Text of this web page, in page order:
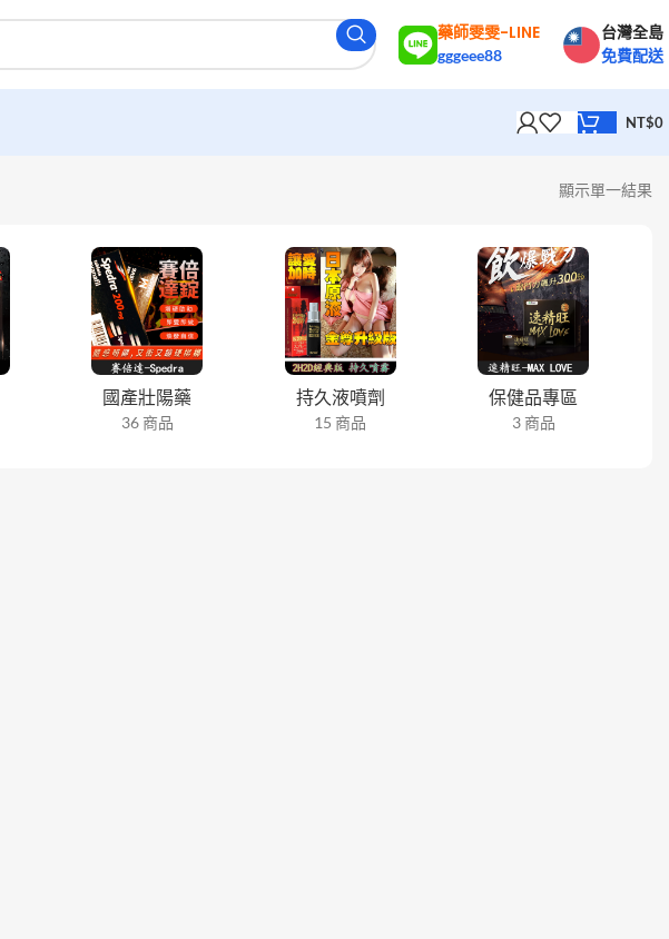
藥師雯雯-LINE
gggeee88
台灣全島
免費配送
NT$0
顯示單一結果
國產壯陽藥
36 商品
持久液噴劑
15 商品
保健品專區
3 商品